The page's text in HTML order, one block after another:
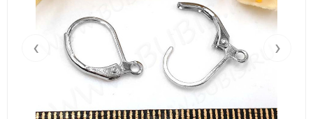
‹ ›